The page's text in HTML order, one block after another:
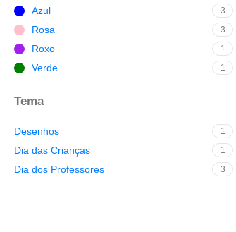
Azul 3
Rosa 3
Roxo 1
Verde 1
Tema
Desenhos 1
Dia das Crianças 1
Dia dos Professores 3